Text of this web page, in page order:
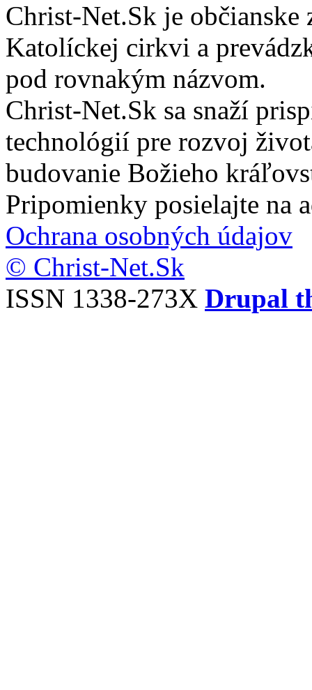
Christ-Net.Sk je
Katolíckej cirkvi a
pod rovnakým názvom.
Christ-Net.Sk sa snaží
technológií pre rozvoj
budovanie Božieho
Pripomienky posielajte na
Ochrana osobných údajov
© Christ-Net.Sk
ISSN 1338-273X Drupal